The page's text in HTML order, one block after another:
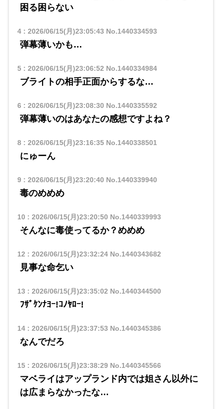
困る困らない
4: 2026/06/15(月)23:05:43 No.1440334593
弾幕薄いかも…
5: 2026/06/15(月)23:06:52 No.1440334984
ブライトの相手正面からするな…
6 : 2026/06/15(月)23:08:30 No.1440335592
弾幕薄いのはあなたの感想ですよね？
8: 2026/06/15(月)23:16:35No.1440338501
にゅーん
9: 2026/06/15(月)23:20:40 No.1440339940
毒のめめめ
10 : 2026/06/15(月)23:20:50 No.1440339993
そんなに毒使ってるか？めめめ
12 : 2026/06/15(月)23:32:24No.1440343682
見事な命乞い
13 : 2026/06/15(月)23:35:02 No.1440344500
ﾌｻﾞｹﾝﾅﾖｰ!ｺﾉﾔﾛｰ!
14: 2026/06/15(月)23:37:53 No.1440345386
なんでだろ
15: 2026/06/15(月)23:38:29No.1440345566
マベライはアップランド内では姐さん以外に
は広まらなかったな…